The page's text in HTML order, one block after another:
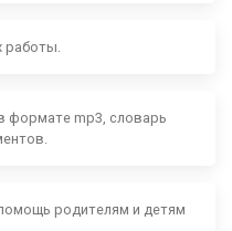
работы.
формате mp3, словарь
родителям и детям